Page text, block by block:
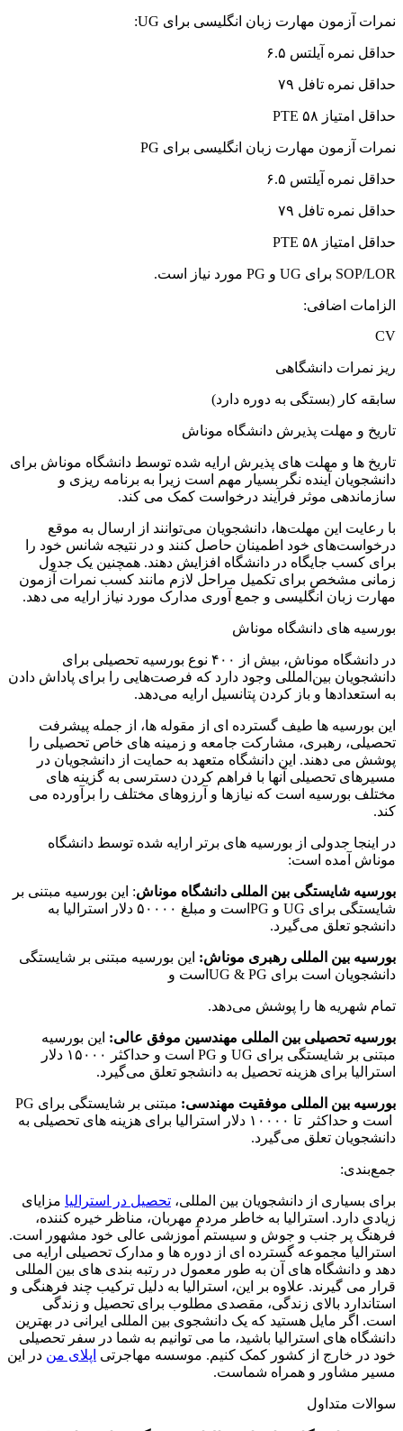
نمرات آزمون مهارت زبان انگلیسی برای UG:
حداقل نمره آیلتس ۶.۵
حداقل نمره تافل ۷۹
حداقل امتیاز PTE ۵۸
نمرات آزمون مهارت زبان انگلیسی برای PG
حداقل نمره آیلتس ۶.۵
حداقل نمره تافل ۷۹
حداقل امتیاز PTE ۵۸
SOP/LOR برای UG و PG مورد نیاز است.
الزامات اضافی:
CV
ریز نمرات دانشگاهی
سابقه کار (بستگی به دوره دارد)
تاریخ و مهلت پذیرش دانشگاه موناش
تاریخ ها و مهلت های پذیرش ارایه شده توسط دانشگاه موناش برای
دانشجویان آینده نگر بسیار مهم است زیرا به برنامه ریزی و
سازماندهی موثر فرآیند درخواست کمک می کند.
با رعایت این مهلت‌ها، دانشجویان می‌توانند از ارسال به موقع
درخواست‌های خود اطمینان حاصل کنند و در نتیجه شانس خود را
برای کسب جایگاه در دانشگاه افزایش دهند. همچنین یک جدول
زمانی مشخص برای تکمیل مراحل لازم مانند کسب نمرات آزمون
مهارت زبان انگلیسی و جمع آوری مدارک مورد نیاز ارایه می دهد.
بورسیه های دانشگاه موناش
در دانشگاه موناش، بیش از ۴۰۰ نوع بورسیه تحصیلی برای
دانشجویان بین‌المللی وجود دارد که فرصت‌هایی را برای پاداش دادن
به استعدادها و باز کردن پتانسیل ارایه می‌دهد.
این بورسیه ها طیف گسترده ای از مقوله ها، از جمله پیشرفت
تحصیلی، رهبری، مشارکت جامعه و زمینه های خاص تحصیلی را
پوشش می دهند. این دانشگاه متعهد به حمایت از دانشجویان در
مسیرهای تحصیلی آنها با فراهم کردن دسترسی به گزینه های
مختلف بورسیه است که نیازها و آرزوهای مختلف را برآورده می
کند.
در اینجا جدولی از بورسیه های برتر ارایه شده توسط دانشگاه
موناش آمده است:
بورسیه شایستگی بین المللی دانشگاه موناش: این بورسیه مبتنی بر
شایستگی برای UG و PGاست و مبلغ ۵۰۰۰۰ دلار استرالیا به
دانشجو تعلق می‌گیرد.
بورسیه بین المللی رهبری موناش: این بورسیه مبتنی بر شایستگی
دانشجویان است برای UG & PGاست و
تمام شهریه ها را پوشش می‌دهد.
بورسیه تحصیلی بین المللی مهندسین موفق عالی: این بورسیه
مبتنی بر شایستگی برای UG و PG است و حداکثر ۱۵۰۰۰ دلار
استرالیا برای هزینه تحصیل به دانشجو تعلق می‌گیرد.
بورسیه بین المللی موفقیت مهندسی:
مبتنی بر شایستگی برای PG
است و حداکثر تا ۱۰۰۰۰ دلار استرالیا برای هزینه های تحصیلی به
دانشجویان تعلق می‌گیرد.
جمع‌بندی:
برای بسیاری از دانشجویان بین المللی، تحصیل در استرالیا مزایای
زیادی دارد. استرالیا به خاطر مردم مهربان، مناظر خیره کننده،
فرهنگ پر جنب و جوش و سیستم آموزشی عالی خود مشهور است.
استرالیا مجموعه گسترده ای از دوره ها و مدارک تحصیلی ارایه می
دهد و دانشگاه های آن به طور معمول در رتبه بندی های بین المللی
قرار می گیرند. علاوه بر این، استرالیا به دلیل ترکیب چند فرهنگی و
استاندارد بالای زندگی، مقصدی مطلوب برای تحصیل و زندگی
است. اگر مایل هستید که یک دانشجوی بین المللی ایرانی در بهترین
دانشگاه های استرالیا باشید، ما می توانیم به شما در سفر تحصیلی
خود در خارج از کشور کمک کنیم. موسسه مهاجرتی اپلای من در این
مسیر مشاور و همراه شماست.
سوالات متداول